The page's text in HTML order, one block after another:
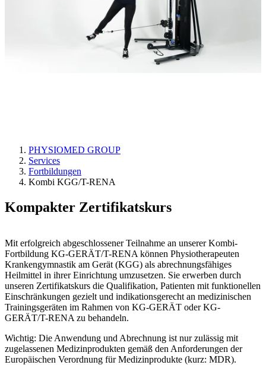
PHYSIOMED GROUP
Services
Fortbildungen
Kombi KGG/T-RENA
Kompakter Zertifikatskurs
Mit erfolgreich abgeschlossener Teilnahme an unserer Kombi-
Fortbildung KG-GERÄT/T-RENA können Physiotherapeuten
Krankengymnastik am Gerät (KGG) als abrechnungsfähiges
Heilmittel in ihrer Einrichtung umzusetzen. Sie erwerben durch
unseren Zertifikatskurs die Qualifikation, Patienten mit funktionellen
Einschränkungen gezielt und indikationsgerecht an medizinischen
Trainingsgeräten im Rahmen von KG-GERÄT oder KG-
GERÄT/T-RENA zu behandeln.
Wichtig: Die Anwendung und Abrechnung ist nur zulässig mit
zugelassenen Medizinprodukten gemäß den Anforderungen der
Europäischen Verordnung für Medizinprodukte (kurz: MDR).